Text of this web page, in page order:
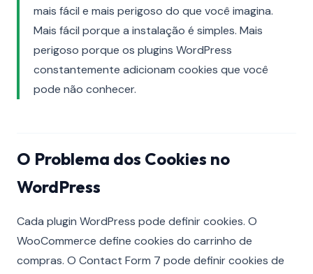
mais fácil e mais perigoso do que você imagina.
Mais fácil porque a instalação é simples. Mais
perigoso porque os plugins WordPress
constantemente adicionam cookies que você
pode não conhecer.
O Problema dos Cookies no
WordPress
Cada plugin WordPress pode definir cookies. O
WooCommerce define cookies do carrinho de
compras. O Contact Form 7 pode definir cookies de